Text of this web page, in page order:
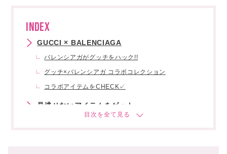
INDEX
GUCCI × BALENCIAGA
バレンシアガがグッチをハック!!
グッチ×バレンシアガ コラボコレクション
コラボアイテムをCHECK✓
見逃せないアイテムをゲット
あなたにオススメの記事はこちら!